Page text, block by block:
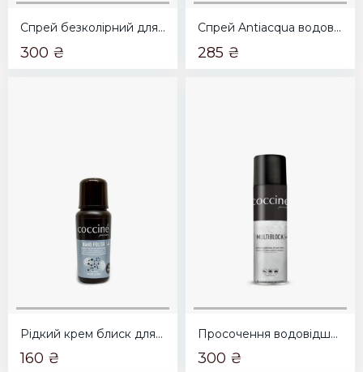
Спрей безколірний для замші та нубука Coccine Ravvivant 250мл
300 ₴
Спрей Antiacqua водовідштовхувальний прозорий Coccine 250мл
285 ₴
Рідкий крем блиск для шкіри прозорий Coccine NANO POLISH з миттєвим блиском 75мл
160 ₴
Просочення водовідштовхувальне Coccine Multiblock 250мл
300 ₴